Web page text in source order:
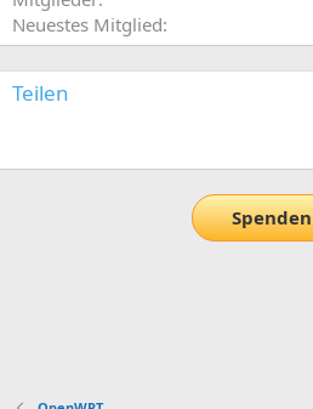
Neuestes Mitglied
Teilen
Spenden